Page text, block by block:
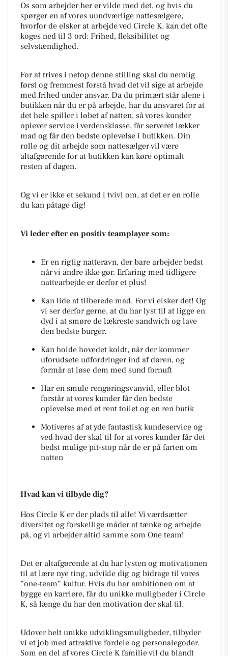
Os som arbejder her er vilde med det, og hvis du
spørger en af vores uundværlige nattesælgere,
hvorfor de elsker at arbejde ved Circle K, kan det ofte
koges ned til 3 ord: Frihed, fleksibilitet og
selvstændighed.
For at trives i netop denne stilling skal du nemlig
først og fremmest forstå hvad det vil sige at arbejde
med frihed under ansvar. Da du primært står alene i
butikken når du er på arbejde, har du ansvaret for at
det hele spiller i løbet af natten, så vores kunder
oplever service i verdensklasse, får serveret lækker
mad og får den bedste oplevelse i butikken. Din
rolle og dit arbejde som nattesælger vil være
altafgørende for at butikken kan køre optimalt
resten af dagen.
Og vi er ikke et sekund i tvivl om, at det er en rolle
du kan påtage dig!
Vi leder efter en positiv teamplayer som:
Er en rigtig natteravn, der bare arbejder bedst
når vi andre ikke gør. Erfaring med tidligere
nattearbejde er derfor et plus!
Kan lide at tilberede mad. For vi elsker det! Og
vi ser derfor gerne, at du har lyst til at ligge en
dyd i at smøre de lækreste sandwich og lave
den bedste burger.
Kan holde hovedet koldt, når der kommer
uforudsete udfordringer ind af døren, og
formår at løse dem med sund fornuft
Har en smule rengøringsvanvid, eller blot
forstår at vores kunder får den bedste
oplevelse med et rent toilet og en ren butik
Motiveres af at yde fantastisk kundeservice og
ved hvad der skal til for at vores kunder får det
bedst mulige pit-stop når de er på farten om
natten
Hvad kan vi tilbyde dig?
Hos Circle K er der plads til alle! Vi værdsætter
diversitet og forskellige måder at tænke og arbejde
på, og vi arbejder altid samme som One team!
Det er altafgørende at du har lysten og motivationen
til at lære nye ting, udvikle dig og bidrage til vores
”one-team” kultur. Hvis du har ambitionen om at
bygge en karriere, får du unikke muligheder i Circle
K, så længe du har den motivation der skal til.
Udover helt unikke udviklingsmuligheder, tilbyder
vi et job med attraktive fordele og personalegoder.
Som en del af vores Circle K familie vil du blandt